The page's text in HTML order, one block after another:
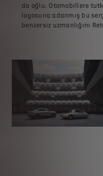
da oğlu. Otomobillere
logosuna adanmış bu
benzersiz uzmanlığını